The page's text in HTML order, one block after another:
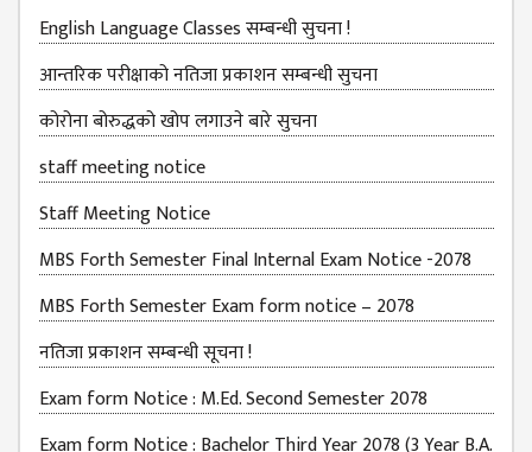
SCHOLARSHIP
GUIDELINES
OTHERS FORM
DETAILS
KMC OFFICIAL
REPORTS
ENROLLMENT
TREND
ANALYSES
KMC
GRADUATED
STUDENT
English Language Classes सम्बन्धी सुचना !
आन्तरिक परीक्षाको नतिजा प्रकाशन सम्बन्धी सुचना
कोरोना बोरुद्धको खोप लगाउने बारे सुचना
staff meeting notice
Staff Meeting Notice
MBS Forth Semester Final Internal Exam Notice -2078
MBS Forth Semester Exam form notice – 2078
नतिजा प्रकाशन सम्बन्धी सूचना !
Exam form Notice : M.Ed. Second Semester 2078
Exam form Notice : Bachelor Third Year 2078 (3 Year B.A.